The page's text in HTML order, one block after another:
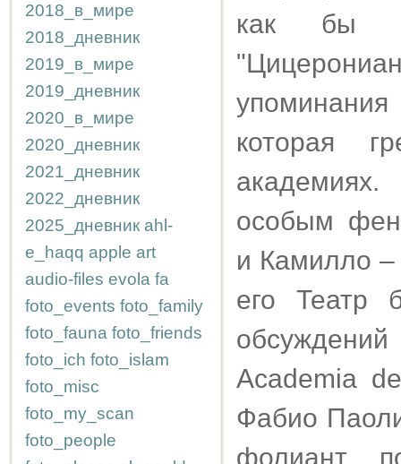
2018_в_мире
2018_дневник
2019_в_мире
2019_дневник
2020_в_мире
2020_дневник
2021_дневник
2022_дневник
2025_дневник ahl-
e_haqq apple art
audio-files evola fa
foto_events foto_family
foto_fauna foto_friends
foto_ich foto_islam
foto_misc
foto_my_scan
foto_people
как бы
которая
особым
и Камилло –
его Театр
Academia
Фабио
фолиант